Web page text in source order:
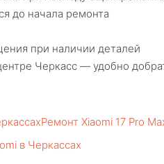
до начала ремонта
при наличии деталей
Черкасс — удобно
Ремонт Xiaomi 17 Pro
в Черкассах